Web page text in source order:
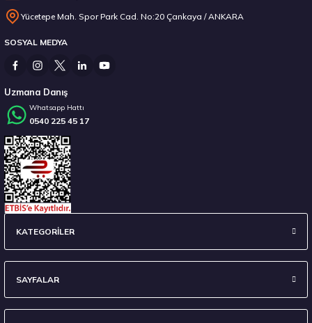
6.656,00 ₺
Stokta 3 Adet
Yücetepe Mah. Spor Park Cad. No:20 Çankaya / ANKARA
SOSYAL MEDYA
Uzmana Danış
Whatsapp Hattı
0540 225 45 17
KATEGORİLER
SAYFALAR